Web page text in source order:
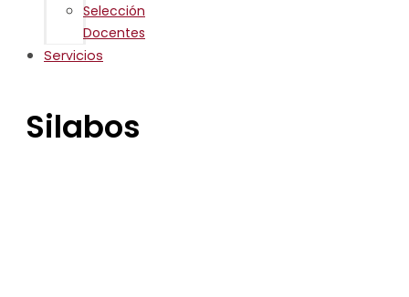
Selección
Docentes
Servicios
Silabos